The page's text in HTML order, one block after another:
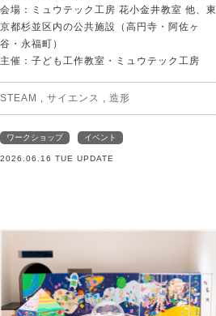
会場：ミュウテック工房 花小金井教室 他、東
京都杉並区内の公共施設（高円寺・阿佐ヶ
谷・永福町）
主催：子ども工作教室・ミュウテック工房
STEAM , サイエンス , 造形
ワークショップ イベント
2026.06.16 TUE UPDATE